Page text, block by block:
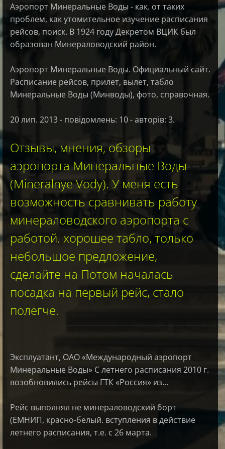
Аэропорт Минеральные Воды - как. от таких
проблем, как утомительное изучение расписания
рейсов, поиск. В 1924 году Декретом ВЦИК был
образован Минераловодский район.
Аэропорт Минеральные Воды. Официальный сайт.
Расписание рейсов, прилет, вылет, табло
Минеральные Воды (Минводы), фото, справочная.
20 лип. 2013 - повідомлень: 10 - авторів: 3.
Отзывы, мнения, обзоры
аэропорта Минеральные Воды
(Mineralnye Vody). У меня есть
возможность сравнивать работу
минераловодского аэропорта с
работой. хорошее табло, только
небольшое предложение,
сделайте на Потом началась
посадка на первый рейс, стало
полегче.
Эксплуатант, ОАО «Международный аэропорт
Минеральные Воды» С летнего расписания 2010 г.
возобновились рейсы ГТК «Россия» из...
Рейс выполнял не минераловодский борт
(ЕМНИП, красно-белый. вступления в действие
летнего расписания, т.е. с 26 марта.